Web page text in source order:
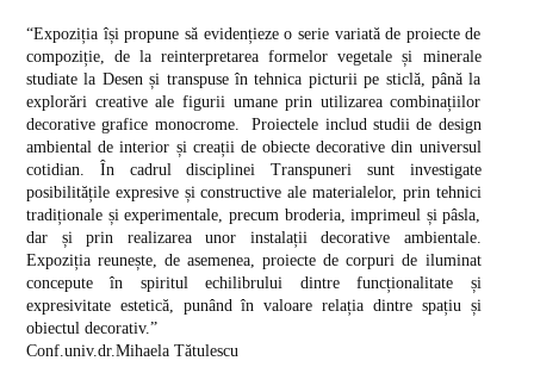
“Expoziția își propune să evidențieze o serie variată de proiecte de
compoziție, de la reinterpretarea formelor vegetale și minerale
studiate la Desen și transpuse în tehnica picturii pe sticlă, până la
explorări creative ale figurii umane prin utilizarea combinațiilor
decorative grafice monocrome. Proiectele includ studii de design
ambiental de interior și creații de obiecte decorative din universul
cotidian. În cadrul disciplinei Transpuneri sunt investigate
posibilitățile expresive și constructive ale materialelor, prin tehnici
tradiționale și experimentale, precum broderia, imprimeul și pâsla,
dar și prin realizarea unor instalații decorative ambientale.
Expoziția reunește, de asemenea, proiecte de corpuri de iluminat
concepute în spiritul echilibrului dintre funcționalitate și
expresivitate estetică, punând în valoare relația dintre spațiu și
obiectul decorativ.”
Conf.univ.dr.Mihaela Tătulescu